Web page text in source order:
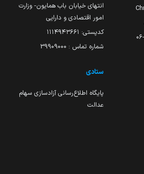
انتهای خیابان باب همایون- وزارت
امور اقتصادی و دارایی
کدپستی: ۱۱۱۴۹۴۳۶۶۱
شماره تماس : 39909000
ستادی
پایگاه اطلاع‌رسانی آزادسازی سهام
عدالت